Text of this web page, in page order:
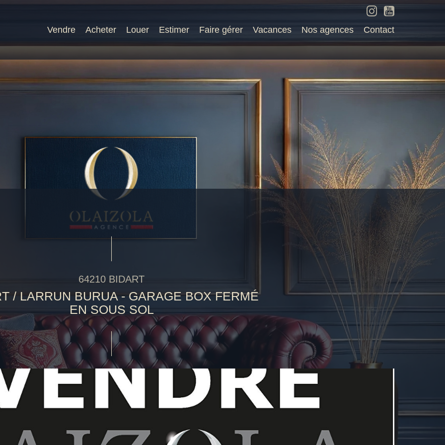
Vendre Acheter Louer Estimer Faire gérer Vacances Nos agences Contact
64210 BIDART
/ LARRUN BURUA - GARAGE BOX FERMÉ
EN SOUS SOL